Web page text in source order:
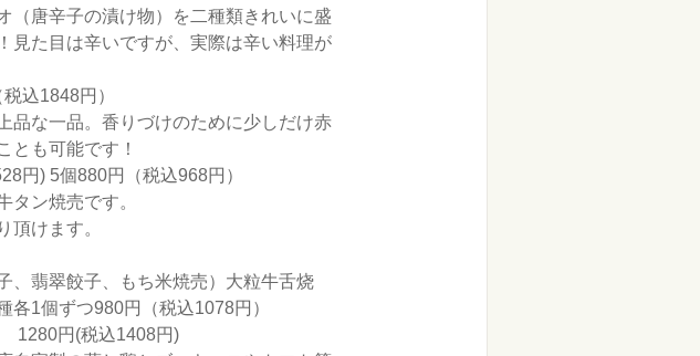
（唐辛子の漬け物）を二種類きれいに盛
見た目は辛いですが、実際は辛い料理が
税込1848円）
品な一品。香りづけのために少しだけ赤
とも可能です！
円) 5個880円（税込968円）
タン焼売です。
頂けます。
、翡翠餃子、もち米焼売）大粒牛舌烧
個ずつ980円（税込1078円）
1280円(税込1408円)